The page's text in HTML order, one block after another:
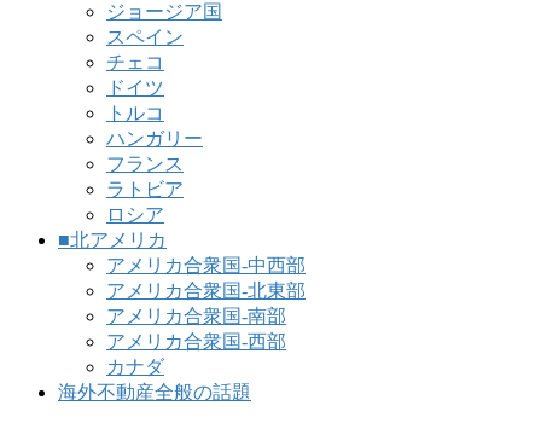
ジョージア国
スペイン
チェコ
ドイツ
トルコ
ハンガリー
フランス
ラトビア
ロシア
■北アメリカ
アメリカ合衆国-中西部
アメリカ合衆国-北東部
アメリカ合衆国-南部
アメリカ合衆国-西部
カナダ
海外不動産全般の話題